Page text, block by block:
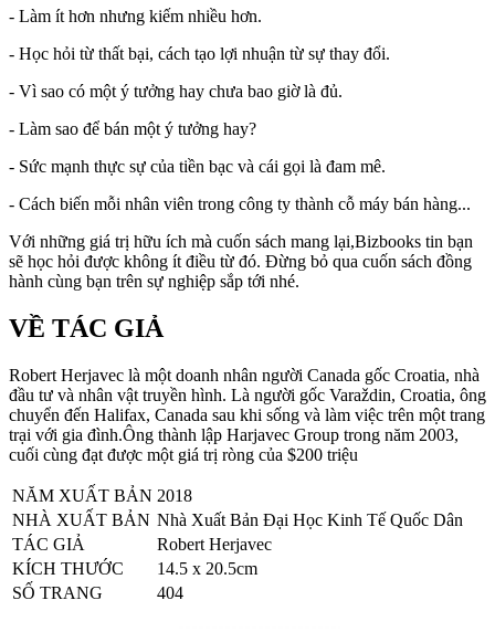
- Làm ít hơn nhưng kiếm nhiều hơn.
- Học hỏi từ thất bại, cách tạo lợi nhuận từ sự thay đổi.
- Vì sao có một ý tưởng hay chưa bao giờ là đủ.
- Làm sao để bán một ý tưởng hay?
- Sức mạnh thực sự của tiền bạc và cái gọi là đam mê.
- Cách biến mỗi nhân viên trong công ty thành cỗ máy bán hàng...
Với những giá trị hữu ích mà cuốn sách mang lại,Bizbooks tin bạn
sẽ học hỏi được không ít điều từ đó. Đừng bỏ qua cuốn sách đồng
hành cùng bạn trên sự nghiệp sắp tới nhé.
VỀ TÁC GIẢ
Robert Herjavec là một doanh nhân người Canada gốc Croatia, nhà
đầu tư và nhân vật truyền hình. Là người gốc Varaždin, Croatia, ông
chuyển đến Halifax, Canada sau khi sống và làm việc trên một trang
trại với gia đình.Ông thành lập Harjavec Group trong năm 2003,
cuối cùng đạt được một giá trị ròng của $200 triệu
NĂM XUẤT BẢN 2018
NHÀ XUẤT BẢN Nhà Xuất Bản Đại Học Kinh Tế Quốc Dân
TÁC GIẢ
Robert Herjavec
KÍCH THƯỚC
14.5 x 20.5cm
SỐ TRANG
404